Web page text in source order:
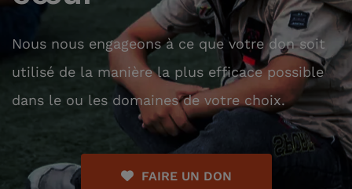
Nous nous engageons à ce que votre don soit
utilisé de la manière la plus efficace possible
dans le ou les domaines de votre choix.
FAIRE UN DON